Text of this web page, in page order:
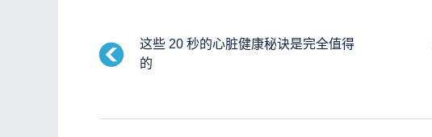
这些 20 秒的心脏健康秘诀是完全值得
的